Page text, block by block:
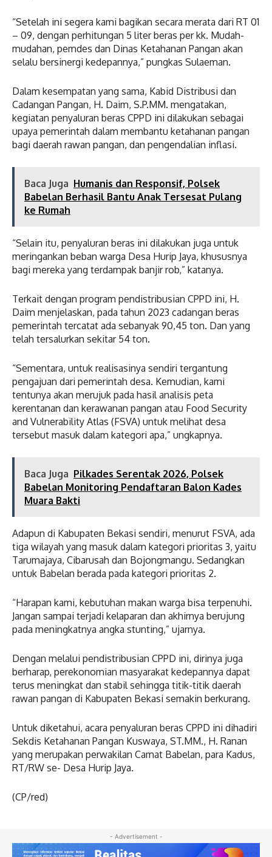
“Setelah ini segera kami bagikan secara merata dari RT 01
– 09, dengan perhitungan 5 liter beras per kk. Mudah-
mudahan, pemdes dan Dinas Ketahanan Pangan akan
selalu bersinergi kedepannya,” pungkas Sulaeman.
Dalam kesempatan yang sama, Kabid Distribusi dan
Cadangan Pangan, H. Daim, S.P.MM. mengatakan,
kegiatan penyaluran beras CPPD ini dilakukan sebagai
upaya pemerintah dalam membantu ketahanan pangan
bagi daerah rawan pangan, dan pengendalian inflasi.
Baca Juga Humanis dan Responsif, Polsek
Babelan Berhasil Bantu Anak Tersesat Pulang
ke Rumah
“Selain itu, penyaluran beras ini dilakukan juga untuk
meringankan beban warga Desa Hurip Jaya, khususnya
bagi mereka yang terdampak banjir rob,” katanya.
Terkait dengan program pendistribusian CPPD ini, H.
Daim menjelaskan, pada tahun 2023 cadangan beras
pemerintah tercatat ada sebanyak 90,45 ton. Dan yang
telah tersalurkan sekitar 54 ton.
“Sementara, untuk realisasinya sendiri tergantung
pengajuan dari pemerintah desa. Kemudian, kami
tentunya akan merujuk pada hasil analisis peta
kerentanan dan kerawanan pangan atau Food Security
and Vulnerability Atlas (FSVA) untuk melihat desa
tersebut masuk dalam kategori apa,” ungkapnya.
Baca Juga Pilkades Serentak 2026, Polsek
Babelan Monitoring Pendaftaran Balon Kades
Muara Bakti
Adapun di Kabupaten Bekasi sendiri, menurut FSVA, ada
tiga wilayah yang masuk dalam kategori prioritas 3, yaitu
Tarumajaya, Cibarusah dan Bojongmangu. Sedangkan
untuk Babelan berada pada kategori prioritas 2.
“Harapan kami, kebutuhan makan warga bisa terpenuhi.
Jangan sampai terjadi kelaparan dan akhirnya berujung
pada meningkatnya angka stunting,” ujarnya.
Dengan melalui pendistribusian CPPD ini, dirinya juga
berharap, perekonomian masyarakat kedepannya dapat
terus meningkat dan stabil sehingga titik-titik daerah
rawan pangan di Kabupaten Bekasi semakin berkurang.
Untuk diketahui, acara penyaluran beras CPPD ini dihadiri
Sekdis Ketahanan Pangan Kuswaya, ST.MM., H. Ranan
yang merupakan perwakilan Camat Babelan, para Kadus,
RT/RW se- Desa Hurip Jaya.
(CP/red)
- Advertisement -